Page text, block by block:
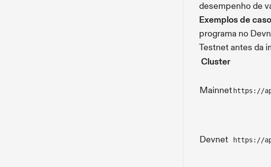
desempenho de
Exemplos de
programa no
Testnet antes da
Cluster
Mainnet https://
Devnet https://